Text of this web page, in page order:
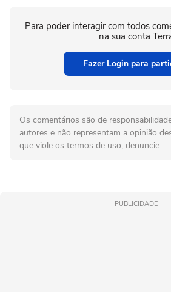
Para poder interagir com todos
na sua conta
Fazer Login para
Os comentários são de
autores e não representam a opinião
que viole os termos de uso, denuncie.
PUBLICIDADE